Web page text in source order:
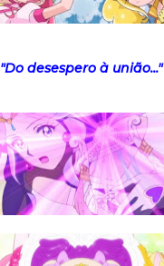
"Do desespero à união..."